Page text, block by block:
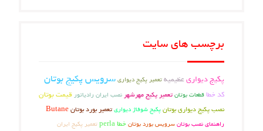
برچسب های سایت
پکیج دیواریعظیمیهتعمیر پکیج دیواریسرویس پکیج بوتان
کد خطا قطعات بوتان تعمیر پکیج مهرشهر نصب ایران رادیاتور قیمت بوتان
نصب پکیج دیواری بوتانپکیج شوفاژ دیواریتعمیر بورد بوتانButane
راهنمای نصب بوتان سرویس بورد بوتان خطا perla
تعمیر پکیج ایران